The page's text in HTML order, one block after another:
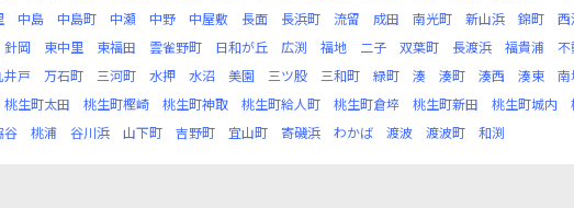
中島 中島町 中瀬 中野 中屋敷 長面 長浜町 流留 成田 南光町 新山浜 錦町 西
針岡 東中里 東福田 雲雀野町 日和が丘 広渕 福地 二子 双葉町 長渡浜 福貴浦 不
井戸 万石町 三河町 水押 水沼 美園 三ツ股 三和町 緑町 湊 湊町 湊西 湊東 南
桃生町太田 桃生町樫崎 桃生町神取 桃生町給人町 桃生町倉埣 桃生町新田 桃生町城内
谷 桃浦 谷川浜 山下町 吉野町 宜山町 寄磯浜 わかば 渡波 渡波町 和渕